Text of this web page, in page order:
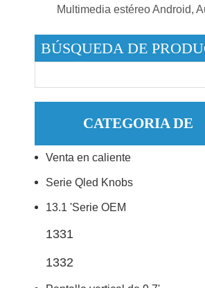
Multimedia estéreo Android,
BÚSQUEDA DE
CATEGORIA DE
PRODUCTO
Venta en caliente
Serie Qled Knobs
13.1 'Serie OEM
1331
1332